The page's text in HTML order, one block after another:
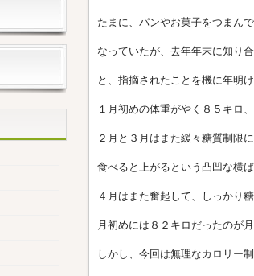
たまに、パンやお菓子をつまん
なっていたが、去年年末に知り
と、指摘されたことを機に年明
１月初めの体重がやく８５キロ
２月と３月はまた緩々糖質制限
食べると上がるという凸凹な横ば
４月はまた奮起して、しっかり
月初めには８２キロだったのが
しかし、今回は無理なカロリー